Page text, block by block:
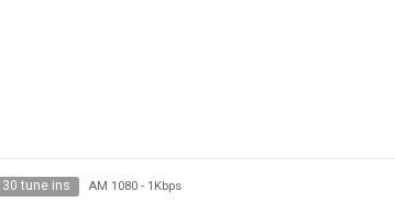
30 tune ins AM 1080- 1Kbps